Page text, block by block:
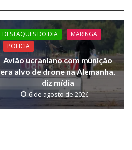
DESTAQUES DO DIA
MARINGA
POLICIA
Avião ucraniano com munição
era alvo de drone na Alemanha,
diz mídia
6 de agosto de 2026